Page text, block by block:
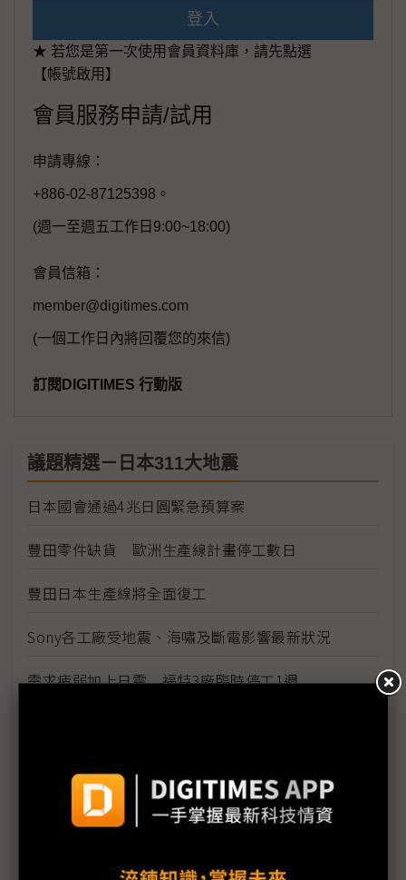
登入
★ 若您是第一次使用會員資料庫，請先點選
【帳號啟用】
會員服務申請/試用
申請專線：
+886-02-87125398。
(週一至週五工作日9:00~18:00)
會員信箱：
member@digitimes.com
(一個工作日內將回覆您的來信)
訂閱DIGITIMES 行動版
議題精選－日本311大地震
日本國會通過4兆日圓緊急預算案
豐田零件缺貨 歐洲生產線計畫停工數日
豐田日本生產線將全面復工
Sony各工廠受地震、海嘯及斷電影響最新狀況
需求疲弱加上日震 福特3廠臨時停工1週
原能會：輻射雲團6日飄到台灣 影響輕微
福島第1核電廠發現2具東電員工遺體